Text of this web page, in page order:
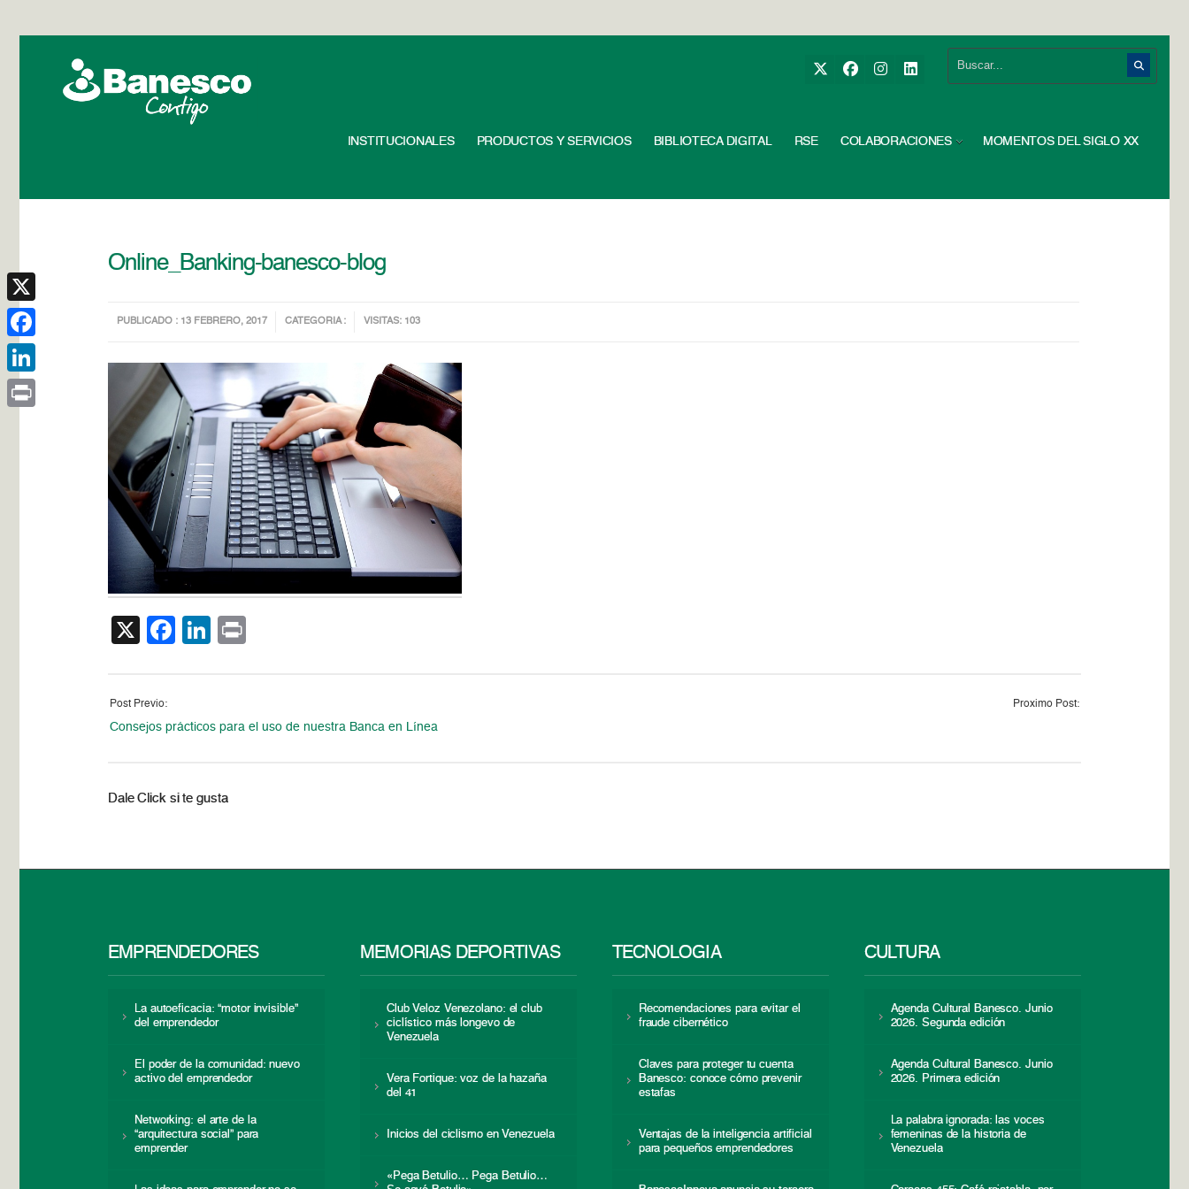
INSTITUCIONALES PRODUCTOS Y SERVICIOS BIBLIOTECA DIGITAL RSE COLABORACIONES MOMENTOS DEL SIGLO XX
Online_Banking-banesco-blog
PUBLICADO : 13 FEBRERO, 2017 CATEGORIA : VISITAS: 103
X Facebook
LinkedIn
Post Previo:
Consejos prácticos para el uso de nuestra Banca en Línea
Proximo Post:
Dale Click si te gusta
EMPRENDEDORES
La autoeficacia: “motor invisible”
del emprendedor
El poder de la comunidad: nuevo
activo del emprendedor
Networking: el arte de la
“arquitectura social” para
emprender
MEMORIAS DEPORTIVAS
Club Veloz Venezolano: el club
ciclístico más longevo de
Venezuela
Vera Fortique: voz de la hazaña
del 41
Inicios del ciclismo en Venezuela
«Pega Betulio… Pega Betulio…
TECNOLOGÍA
Recomendaciones para evitar el
fraude cibernético
Claves para proteger tu cuenta
Banesco: conoce cómo prevenir
estafas
Ventajas de la inteligencia artificial
para pequeños emprendedores
CULTURA
Agenda Cultural Banesco. Junio
2026. Segunda edición
Agenda Cultural Banesco. Junio
2026. Primera edición
La palabra ignorada: las voces
femeninas de la historia de
Venezuela
X
Facebook
LinkedIn